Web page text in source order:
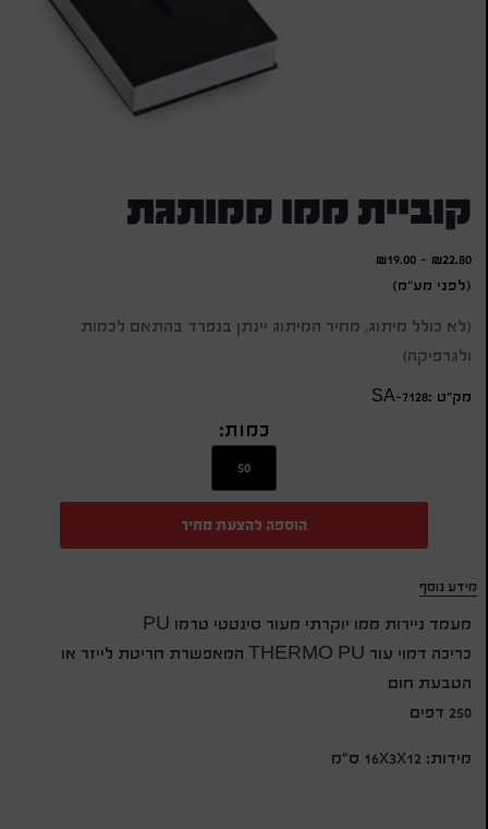
קוביית ממו ממותגת
₪22.80
-
₪19.00
(לפני מע"מ)
(לא כולל מיתוג, מחיר המיתוג יינתן בנפרד בהתאם לכמות
ולגרפיקה)
מק״ט :SA-7128
כמות:
הוספה להצעת מחיר
מידע נוסף
מעמד ניירות ממו יוקרתי מעור סינטטי טרמו PU
כריכה דמוי עור THERMO PU המאפשרת חריטת לייזר או
הטבעת חום
250 דפים
מידות: 16x3x12 ס״מ